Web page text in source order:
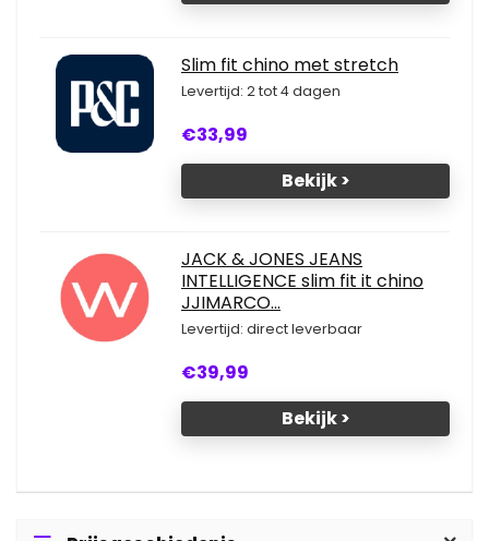
Slim fit chino met stretch
Levertijd: 2 tot 4 dagen
€33,99
Bekijk >
JACK & JONES JEANS
INTELLIGENCE slim fit it chino
JJIMARCO...
Levertijd: direct leverbaar
€39,99
Bekijk >